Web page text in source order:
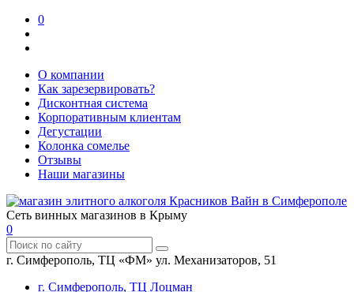
0
О компании
Как зарезервировать?
Дисконтная система
Корпоративным клиентам
Дегустации
Колонка сомелье
Отзывы
Наши магазины
Сеть винных магазинов в Крыму
0
г. Симферополь, ТЦ «ФМ» ул. Механизаторов, 51
г. Симферополь, ТЦ Лоцман